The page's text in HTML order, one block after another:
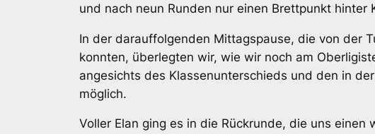
und nach neun Runden nur einen Brettpunkt hinter
In der darauffolgenden Mittagspause, die von der
konnten, überlegten wir, wie wir noch am
angesichts des Klassenunterschieds und den in
möglich.
Voller Elan ging es in die Rückrunde, die uns